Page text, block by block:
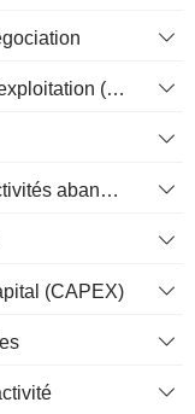
Variation des autres actifs nets d'exploitation (perçus)
Trésorerie nette provenant des activités abandonnées
(CAPEX)